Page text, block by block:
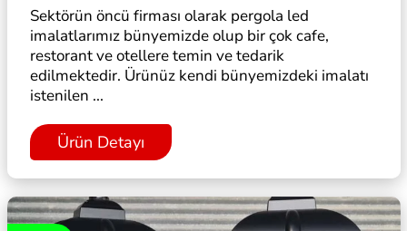
Sektörün öncü firması olarak pergola led
imalatlarımız bünyemizde olup bir çok cafe,
restorant ve otellere temin ve tedarik
edilmektedir. Ürünüz kendi bünyemizdeki imalatı
istenilen ...
Ürün Detayı